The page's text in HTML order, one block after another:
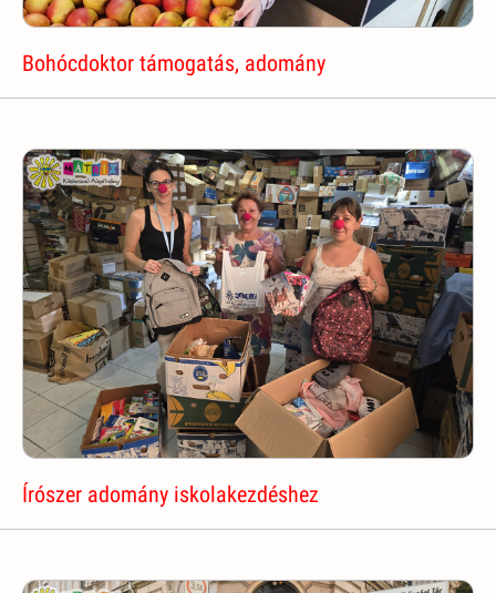
Bohócdoktor támogatás, adomány
Írószer adomány iskolakezdéshez